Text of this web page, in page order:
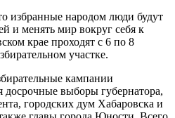
избранные народом люди будут
и менять мир вокруг себя к
крае проходят с 6 по 8
участке.
кампании
досрочные выборы губернатора,
городских дум Хабаровска и